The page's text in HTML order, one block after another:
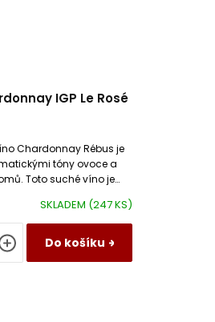
IGP Le Rosé
SKLADEM (247 KS)
Do košíku
Chardonnay Rébus je
tóny ovoce a
Toto suché víno je
a medovou